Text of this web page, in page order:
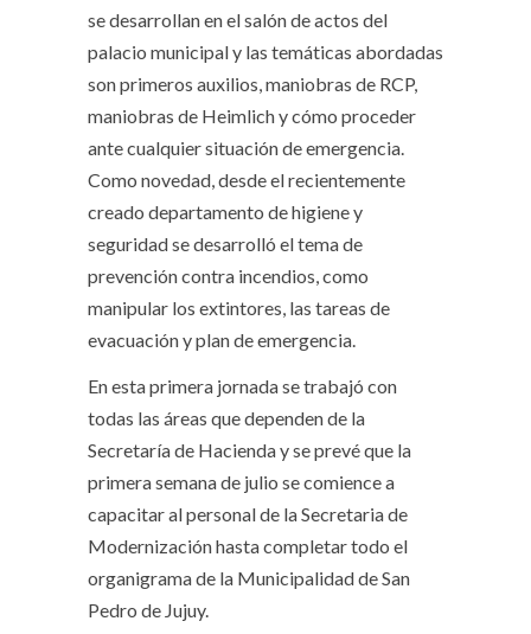
se desarrollan en el salón de actos del
palacio municipal y las temáticas abordadas
son primeros auxilios, maniobras de RCP,
maniobras de Heimlich y cómo proceder
ante cualquier situación de emergencia.
Como novedad, desde el recientemente
creado departamento de higiene y
seguridad se desarrolló el tema de
prevención contra incendios, como
manipular los extintores, las tareas de
evacuación y plan de emergencia.
En esta primera jornada se trabajó con
todas las áreas que dependen de la
Secretaría de Hacienda y se prevé que la
primera semana de julio se comience a
capacitar al personal de la Secretaria de
Modernización hasta completar todo el
organigrama de la Municipalidad de San
Pedro de Jujuy.